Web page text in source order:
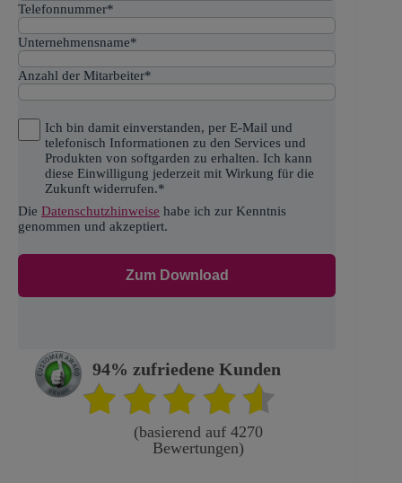
Telefonnummer*
Unternehmensname*
Anzahl der Mitarbeiter*
Ich bin damit einverstanden, per E-Mail und
telefonisch Informationen zu den Services und
Produkten von softgarden zu erhalten. Ich kann
diese Einwilligung jederzeit mit Wirkung für die
Zukunft widerrufen.*
Die Datenschutzhinweise habe ich zur Kenntnis
genommen und akzeptiert.
94% zufriedene Kunden
(basierend auf 4270
Bewertungen)